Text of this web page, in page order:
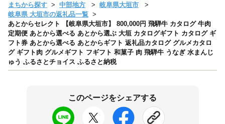
まちから探す 中部地方
岐阜県大垣市
岐阜県 大垣市の返礼品一覧
あとからセレクト 【岐阜県大垣市】 800,000円 飛騨牛 カタログ 牛肉
定期便 あとから選べる あとから選ぶ 大垣 カタログギフト カタログ ギ
フト券 あとから選べる あとからギフト 返礼品カタログ グルメカタロ
グ ギフト肉 グルメギフト フギフト 和菓子 肉 飛騨牛 うなぎ 水まんじ
ゅう ふるさとチョイス ふるさと納税
このページをシェアする